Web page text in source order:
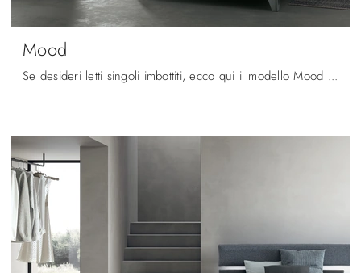
Mood
Se desideri letti singoli imbottiti, ecco qui il modello Mood in tessuto per impreziosire la cameretta.